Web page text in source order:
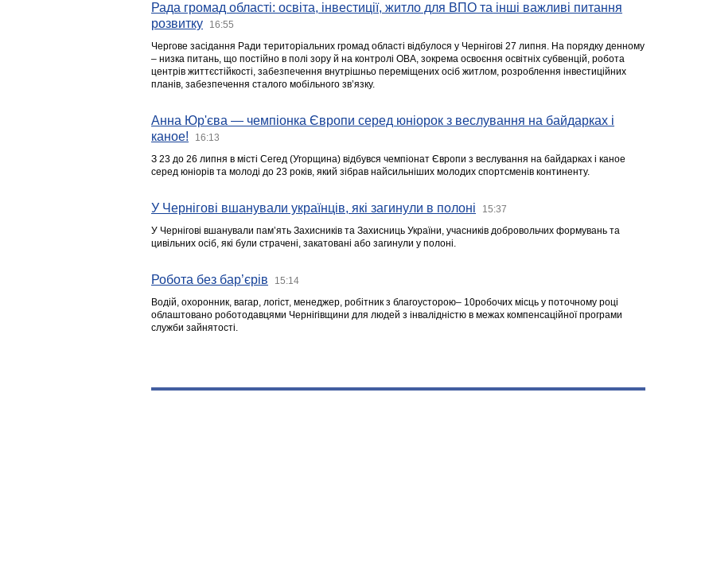
Рада громад області: освіта, інвестиції, житло для ВПО та інші важливі питання
розвитку
16:55
Чергове засідання Ради територіальних громад області відбулося у Чернігові 27 липня. На порядку денному
– низка питань, що постійно в полі зору й на контролі ОВА, зокрема освоєння освітніх субвенцій, робота
центрів життєстійкості, забезпечення внутрішньо переміщених осіб житлом, розроблення інвестиційних
планів, забезпечення сталого мобільного зв’язку.
Анна Юр'єва — чемпіонка Європи серед юніорок з веслування на байдарках і
каное!
16:13
З 23 до 26 липня в місті Сегед (Угорщина) відбувся чемпіонат Європи з веслування на байдарках і каное
серед юніорів та молоді до 23 років, який зібрав найсильніших молодих спортсменів континенту.
У Чернігові вшанували українців, які загинули в полоні 15:37
У Чернігові вшанували пам’ять Захисників та Захисниць України, учасників добровольчих формувань та
цивільних осіб, які були страчені, закатовані або загинули у полоні.
Робота без бар’єрів 15:14
Водій, охоронник, вагар, логіст, менеджер, робітник з благоусторою– 10робочих місць у поточному році
облаштовано роботодавцями Чернігівщини для людей з інвалідністю в межах компенсаційної програми
служби зайнятості.